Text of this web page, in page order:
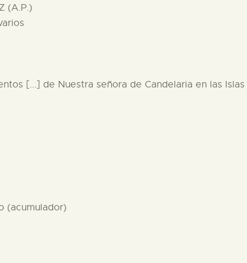
(A.P.)
[...] de Nuestra señora de Candelaria en las
(acumulador)